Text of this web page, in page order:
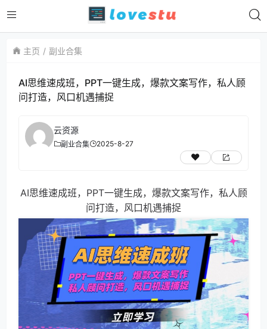
主页 副业合集
AI思维速成班，PPT一键生成，爆款文案写作，私人顾
问打造，风口机遇捕捉
云资源
副业合集 2025-8-27
AI思维速成班，PPT一键生成，爆款文案写作，私人顾
问打造，风口机遇捕捉